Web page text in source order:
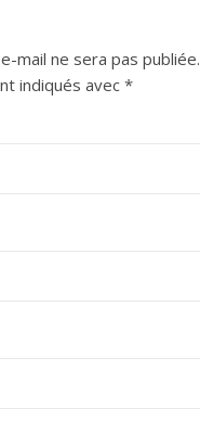
mail ne sera pas publiée.
indiqués avec *